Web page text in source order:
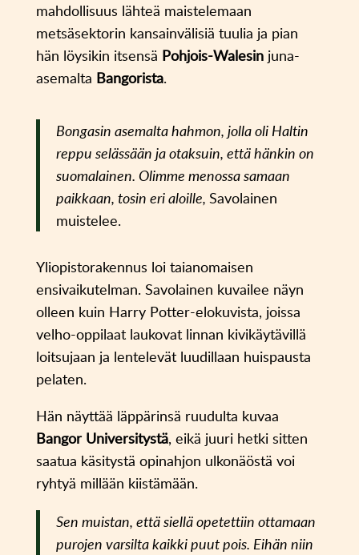
mahdollisuus lähteä maistelemaan
metsäsektorin kansainvälisiä tuulia ja pian
hän löysikin itsensä Pohjois-Walesinjuna-
asemalta Bangorista.
Bongasin asemalta hahmon, jolla oli Haltin
reppu selässään ja otaksuin, että hänkin on
suomalainen. Olimme menossa samaan
paikkaan, tosin eri aloille, Savolainen
muistelee.
Yliopistorakennus loi taianomaisen
ensivaikutelman. Savolainen kuvailee näyn
olleen kuin Harry Potter-elokuvista, joissa
velho-oppilaat laukovat linnan kivikäytävillä
loitsujaan ja lentelevät luudillaan huispausta
pelaten.
Hän näyttää läppärinsä ruudulta kuvaa
Bangor Universitystä, eikä juuri hetki sitten
saatua käsitystä opinahjon ulkonäöstä voi
ryhtyä millään kiistämään.
Sen muistan, että siellä opetettiin ottamaan
purojen varsilta kaikki puut pois. Eihän niin